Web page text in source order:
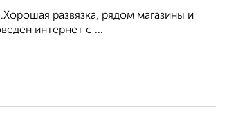
развязка, рядом магазины и
интернет с ...